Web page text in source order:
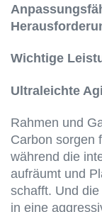
Wichtige
Ultraleichte
Rahmen und
Carbon sorgen
während die
aufräumt und
schafft. Und
in eine